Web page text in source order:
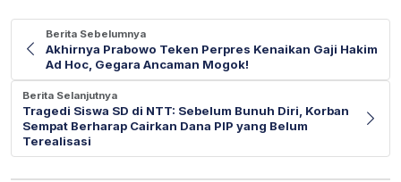
Berita Sebelumnya
Akhirnya Prabowo Teken Perpres Kenaikan Gaji Hakim
Ad Hoc, Gegara Ancaman Mogok!
Berita Selanjutnya
Tragedi Siswa SD di NTT: Sebelum Bunuh Diri, Korban
Sempat Berharap Cairkan Dana PIP yang Belum
Terealisasi